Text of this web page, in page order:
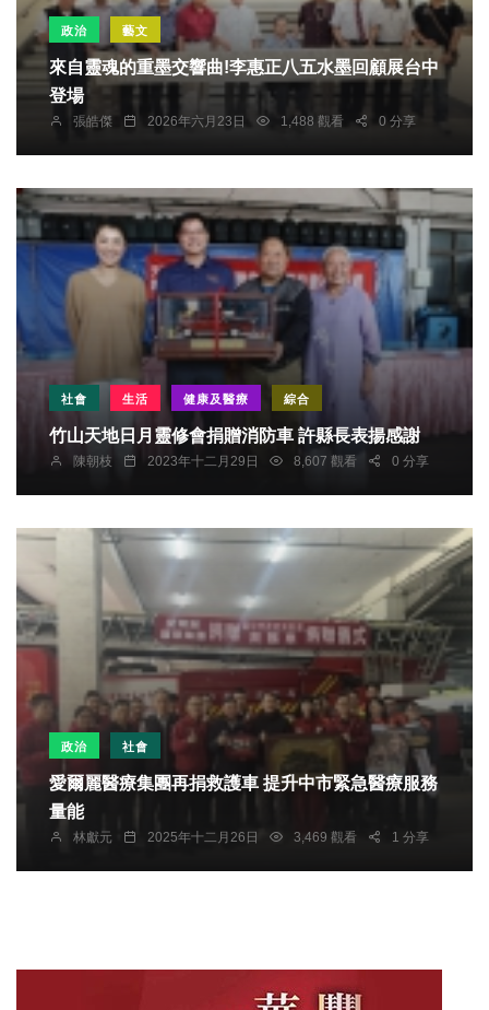
政治 藝文
來自靈魂的重墨交響曲!李惠正八五水墨回顧展台中
登場
張皓傑 2026年六月23日 1,488 觀看 0 分享
社會 生活 健康及醫療 綜合
竹山天地日月靈修會捐贈消防車 許縣長表揚感謝
陳朝枝 2023年十二月29日 8,607 觀看 0 分享
政治 社會
愛爾麗醫療集團再捐救護車 提升中市緊急醫療服務
量能
林獻元 2025年十二月26日 3,469 觀看 1 分享